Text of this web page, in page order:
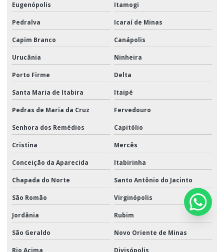
Eugenópolis Itamogi
Pedralva Icaraí de Minas
Capim Branco Canápolis
Urucânia Ninheira
Porto Firme Delta
Santa Maria de Itabira Itaipé
Pedras de Maria da Cruz Fervedouro
Senhora dos Remédios Capitólio
Cristina Mercês
Conceição da Aparecida Itabirinha
Chapada do Norte Santo Antônio do Jacinto
São Romão Virginópolis
Jordânia Rubim
São Geraldo Novo Oriente de Minas
Rio Acima Divisópolis